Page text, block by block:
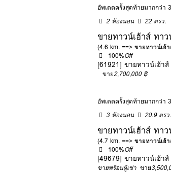
อัพเดตครั้งสุดท้ายมากกว่า
2 ห้องนอน
22 ตรว.
ขายทาวน์เฮ้าส์ ทา
(4.6 km. ==> ขายทาวน์เฮ้
100%Off
[61921] ขายทาวน์เฮ้า
ขาย2,700,000 ฿
อัพเดตครั้งสุดท้ายมากกว่า
3 ห้องนอน
20.9 ตรว.
ขายทาวน์เฮ้าส์ ทา
(4.7 km. ==> ขายทาวน์เฮ้
100%Off
[49679] ขายทาวน์เฮ้า
ขายพร้อมผู้เช่า ขาย